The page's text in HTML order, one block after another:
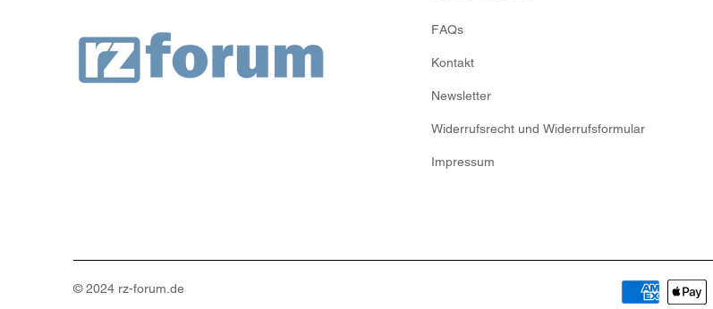
FAQs
Kontakt
Newsletter
Widerrufsrecht und Widerrufsformular
Impressum
© 2024 rz-forum .de